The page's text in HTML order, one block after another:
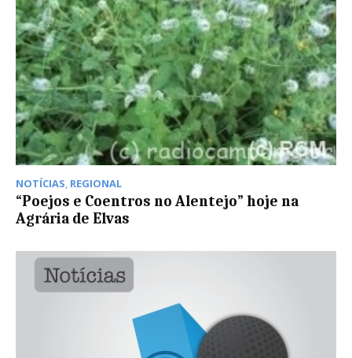
NOTÍCIAS REGIONAL
“Poejos e Coentros no Alentejo” hoje na
Agrária de Elvas